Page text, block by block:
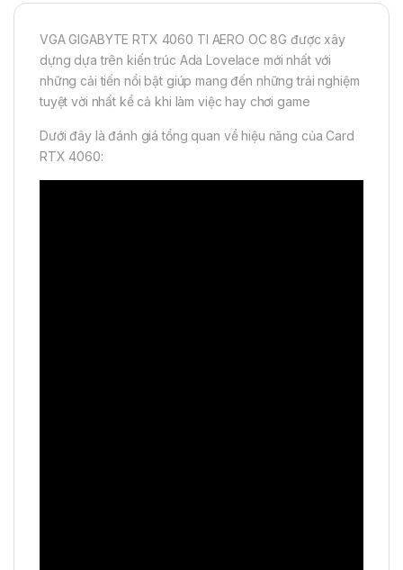
VGA GIGABYTE RTX 4060 TI AERO OC 8G được xây
dựng dựa trên kiến trúc Ada Lovelace mới nhất với
những cải tiến nổi bật giúp mang đến những trải nghiệm
tuyệt vời nhất kể cả khi làm việc hay chơi game
Dưới đây là đánh giá tổng quan về hiệu năng của Card
RTX 4060: